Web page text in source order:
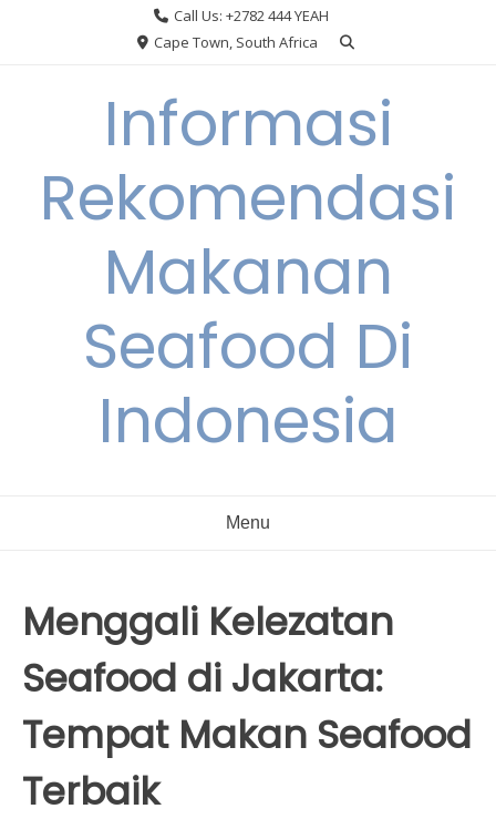
Call Us: +2782 444 YEAH
Cape Town, South Africa
Informasi
Rekomendasi
Makanan
Seafood Di
Indonesia
Menu
Menggali Kelezatan
Seafood di Jakarta:
Tempat Makan Seafood
Terbaik